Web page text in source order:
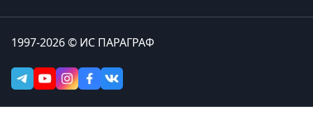
1997-2026 © ИС ПАРАГРАФ